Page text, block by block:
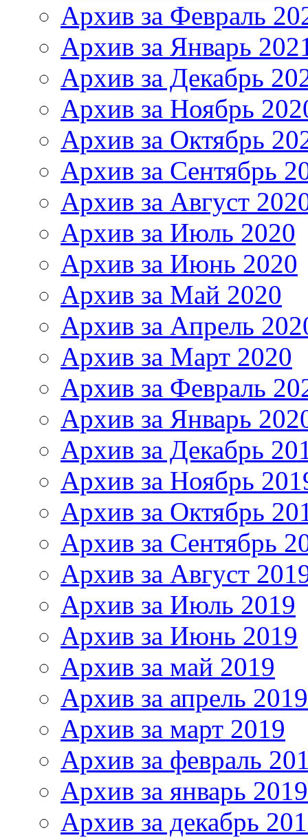
Архив за Февраль
Архив за Январь
Архив за Декабрь
Архив за Ноябрь
Архив за Октябрь
Архив за Сентябрь
Архив за Август
Архив за Июль 2020
Архив за Июнь 2020
Архив за Май 2020
Архив за Апрель
Архив за Март 2020
Архив за Февраль
Архив за Январь
Архив за Декабрь
Архив за Ноябрь
Архив за Октябрь
Архив за Сентябрь
Архив за Август
Архив за Июль 2019
Архив за Июнь 2019
Архив за май 2019
Архив за апрель 2019
Архив за март 2019
Архив за февраль
Архив за январь 2019
Архив за декабрь